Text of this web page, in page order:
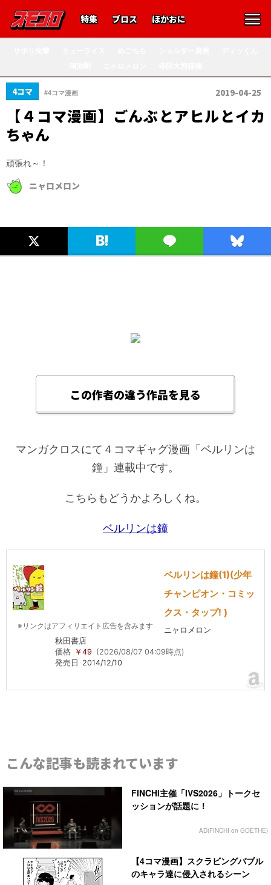
特集 ブロス ほかおに
4コマ #4コマ漫画 2019-04-25
【４コマ漫画】ごんぶとアヒルとイカ
ちゃん
頑張れ～！
ニャロメロン
この作者の違う作品を見る
マンガクロスにて４コマギャグ漫画「ベルリンは
鐘」連載中です。
こちらもどうかよろしくね。
ベルリンは鐘
※リンクはアフィリエイト広告を含みます
ベルリンは鐘(1)(少年
チャンピオン・コミッ
クス・タップ! )
ニャロメロン
秋田書店
価格 ￥49 (2026/08/07 04:09時点)
発売日
2014/12/10
こんな記事も読まれています
FINCHI主催「IVS2026」トークセ
ッションが話題に！
AD(FINCHI on GOETHE)
【4コマ漫画】スクラビングバブル
のキャラ達に侵入されるシーン